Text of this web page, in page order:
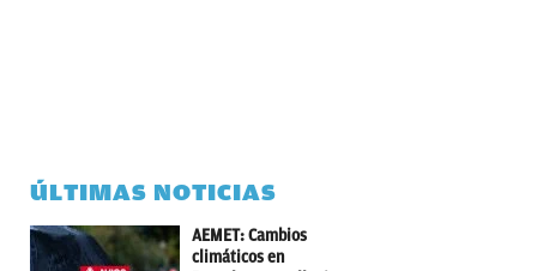
ÚLTIMAS NOTICIAS
AEMET: Cambios
climáticos en